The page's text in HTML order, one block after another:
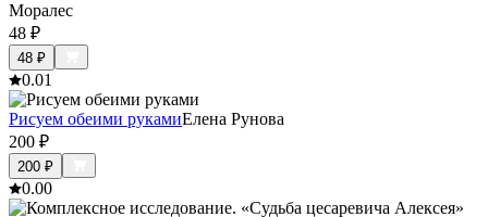
Моралес
48 ₽
48 ₽
0.01
Рисуем обеими рукамиЕлена Рунова
200 ₽
200 ₽
0.00